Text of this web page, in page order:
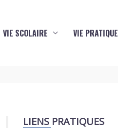
VIE SCOLAIRE VIE PRATIQUE
LIENS PRATIQUES